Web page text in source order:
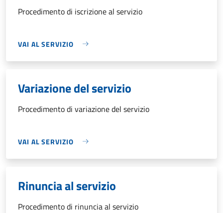
Procedimento di iscrizione al servizio
VAI AL SERVIZIO
Variazione del servizio
Procedimento di variazione del servizio
VAI AL SERVIZIO
Rinuncia al servizio
Procedimento di rinuncia al servizio